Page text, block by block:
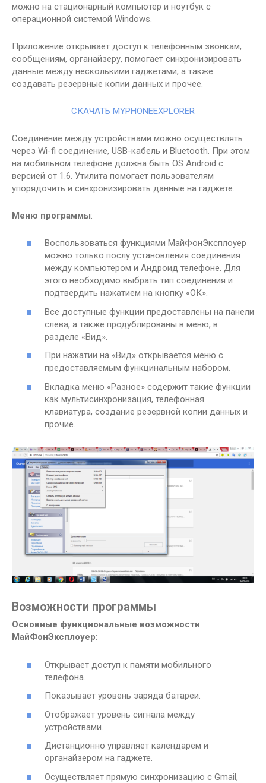
можно на стационарный компьютер и ноутбук с
операционной системой Windows.
Приложение открывает доступ к телефонным звонкам,
сообщениям, органайзеру, помогает синхронизировать
данные между несколькими гаджетами, а также
создавать резервные копии данных и прочее.
СКАЧАТЬ MYPHONEEXPLORER
Соединение между устройствами можно осуществлять
через Wi-fi соединение, USB-кабель и Bluetooth. При этом
на мобильном телефоне должна быть OS Android с
версией от 1.6. Утилита помогает пользователям
упорядочить и синхронизировать данные на гаджете.
Меню программы:
Воспользоваться функциями МайФонЭксплоуер
можно только послу установления соединения
между компьютером и Андроид телефоне. Для
этого необходимо выбрать тип соединения и
подтвердить нажатием на кнопку «ОК».
Все доступные функции предоставлены на панели
слева, а также продублированы в меню, в
разделе «Вид».
При нажатии на «Вид» открывается меню с
предоставляемым функцинальным набором.
Вкладка меню «Разное» содержит такие функции
как мультисинхронизация, телефонная
клавиатура, создание резервной копии данных и
прочие.
Возможности программы
Основные функциональные возможности
МайФонЭксплоуер:
Открывает доступ к памяти мобильного
телефона.
Показывает уровень заряда батареи.
Отображает уровень сигнала между
устройствами.
Дистанционно управляет календарем и
органайзером на гаджете.
Осуществляет прямую синхронизацию с Gmail,